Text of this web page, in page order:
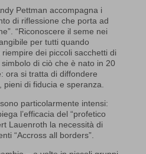
Pettman accompagna i
di riflessione che porta ad
“Riconoscere il seme nei
per tutti quando
dei piccoli sacchetti di
di ciò che è nato in 20
ora si tratta di diffondere
di fiducia e speranza.
particolarmente intensi:
l’efficacia del “profetico
Lauenroth la necessità di
“Accross all borders”.